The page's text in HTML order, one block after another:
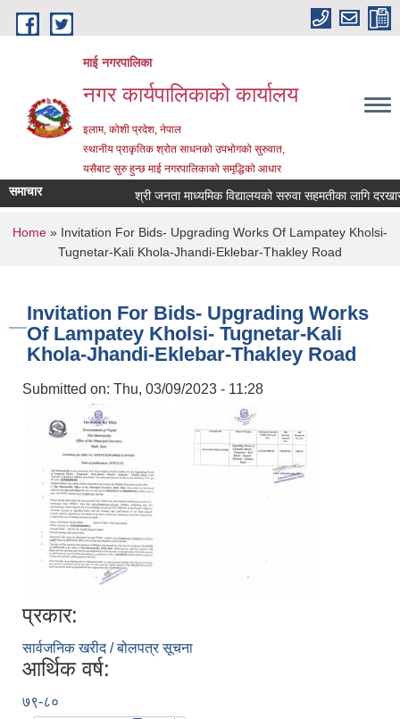
Skip to main content
माई नगरपालिका
नगर कार्यपालिकाको कार्यालय
इलाम, कोशी प्रदेश, नेपाल
स्थानीय प्राकृतिक श्रोत साधनको उपभोगको सुरुवात,
यसैबाट सुरु हुन्छ माई नगरपालिकाको समृद्धिको आधार
समाचार श्री जनता माध्यमिक विद्यालयको सरुवा सहमतीका लागि
You are here
Home » Invitation For Bids- Upgrading Works Of Lampatey Kholsi-
Tugnetar-Kali Khola-Jhandi-Eklebar-Thakley Road
Invitation For Bids- Upgrading Works
Of Lampatey Kholsi- Tugnetar-Kali
Khola-Jhandi-Eklebar-Thakley Road
Submitted on: Thu, 03/09/2023 - 11:28
प्रकार:
सार्वजनिक खरीद / बोलपत्र सूचना
आर्थिक वर्ष:
७९-८०